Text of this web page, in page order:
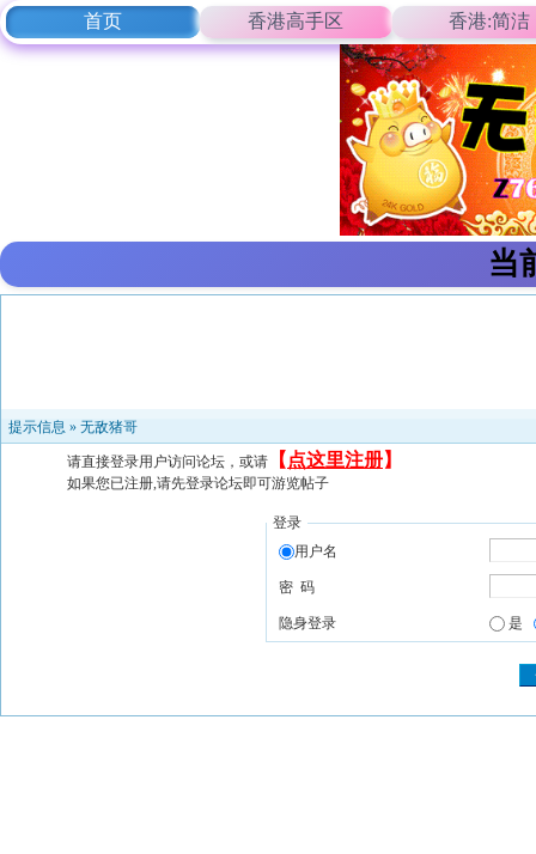
首页 香港高手区 香港:简洁
当
提示信息 » 无敌猪哥
请直接登录用户访问论坛，或请 【 点这里注册】
如果您已注册,请先登录论坛即可游览帖子
登录
用户名
密 码
隐身登录 是